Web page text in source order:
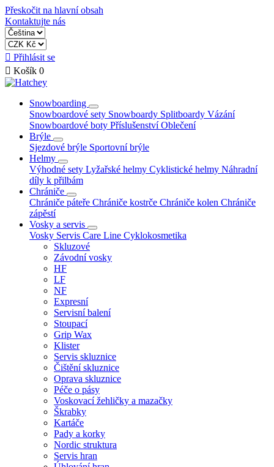
Přeskočit na hlavní obsah
Kontaktujte nás
 Přihlásit se
 Košík 0
Snowboarding
Snowboardové sety Snowboardy Splitboardy Vázání
Snowboardové boty PříslušenstvíOblečení
Brýle
Sjezdové brýle Sportovní brýle
Helmy
Výhodné sety Lyžařské helmy Cyklistické helmy Náhradní
díly k přilbám
Chrániče
Chrániče páteře Chrániče kostrče Chrániče kolen Chrániče
zápěstí
Vosky a servis
Vosky Servis Care Line Cyklokosmetika
Skluzové
Závodní vosky
HF
LF
NF
Expresní
Servisní balení
Stoupací
Grip Wax
Klister
Servis skluznice
Čištění skluznice
Oprava skluznice
Péče o pásy
Voskovací žehličky a mazačky
Škrabky
Kartáče
Pady a korky
Nordic struktura
Servis hran